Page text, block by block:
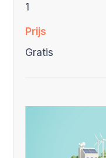
1
Prijs
Gratis